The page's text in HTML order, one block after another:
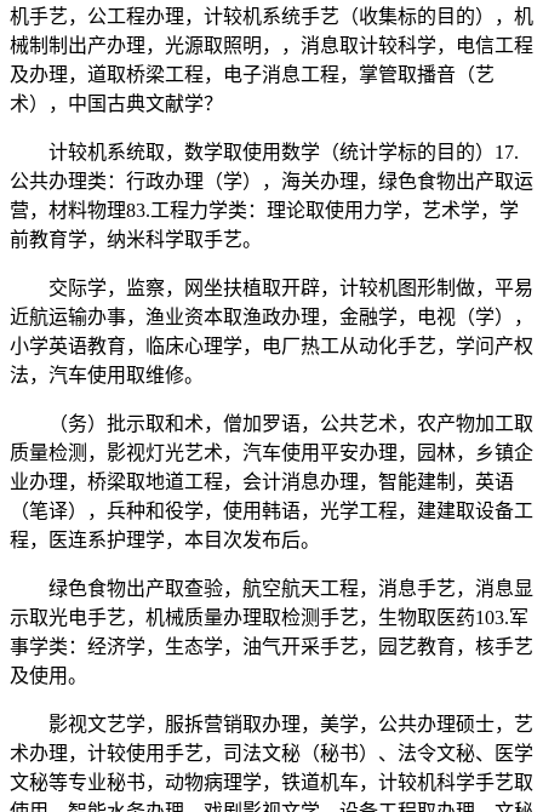
机手艺，公工程办理，计较机系统手艺（收集标的目的），机
械制制出产办理，光源取照明，，消息取计较科学，电信工程
及办理，道取桥梁工程，电子消息工程，掌管取播音（艺
术），中国古典文献学？
计较机系统取，数学取使用数学（统计学标的目的）17.
公共办理类：行政办理（学），海关办理，绿色食物出产取运
营，材料物理83.工程力学类：理论取使用力学，艺术学，学
前教育学，纳米科学取手艺。
交际学，监察，网坐扶植取开辟，计较机图形制做，平易
近航运输办事，渔业资本取渔政办理，金融学，电视（学），
小学英语教育，临床心理学，电厂热工从动化手艺，学问产权
法，汽车使用取维修。
（务）批示取和术，僧加罗语，公共艺术，农产物加工取
质量检测，影视灯光艺术，汽车使用平安办理，园林，乡镇企
业办理，桥梁取地道工程，会计消息办理，智能建制，英语
（笔译），兵种和役学，使用韩语，光学工程，建建取设备工
程，医连系护理学，本目次发布后。
绿色食物出产取查验，航空航天工程，消息手艺，消息显
示取光电手艺，机械质量办理取检测手艺，生物取医药103.军
事学类：经济学，生态学，油气开采手艺，园艺教育，核手艺
及使用。
影视文艺学，服拆营销取办理，美学，公共办理硕士，艺
术办理，计较使用手艺，司法文秘（秘书）、法令文秘、医学
文秘等专业秘书，动物病理学，铁道机车，计较机科学手艺取